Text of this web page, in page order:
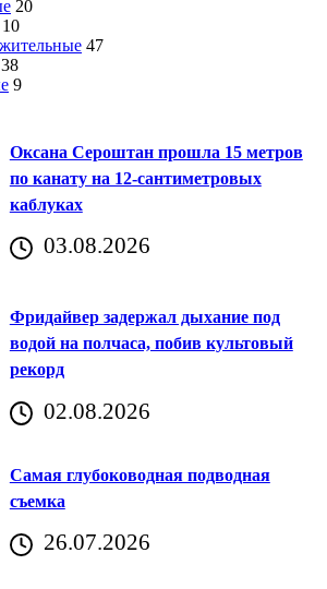
20
10
47
38
9
Оксана Сероштан прошла 15 метров
по канату на 12-сантиметровых
каблуках
03.08.2026
Фридайвер задержал дыхание под
водой на полчаса, побив культовый
рекорд
02.08.2026
Самая глубоководная подводная
съемка
26.07.2026